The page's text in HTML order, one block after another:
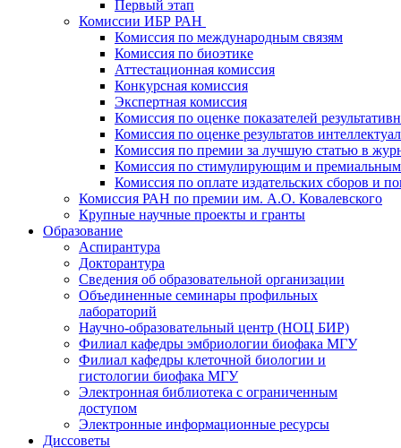
Первый этап
Комиссии ИБР РАН
Комиссия по международным связям
Комиссия по биоэтике
Аттестационная комиссия
Конкурсная комиссия
Экспертная комиссия
Комиссия по оценке показателей
Комиссия по оценке результатов
Комиссия по премии за лучшую статью в
Комиссия по стимулирующим и
Комиссия по оплате издательских сборов и
Комиссия РАН по премии им. А.О. Ковалевского
Крупные научные проекты и гранты
Образование
Аспирантура
Докторантура
Сведения об образовательной организации
Объединенные семинары профильных
лабораторий
Научно-образовательный центр (НОЦ БИР)
Филиал кафедры эмбриологии биофака МГУ
Филиал кафедры клеточной биологии и
гистологии биофака МГУ
Электронная библиотека с ограниченным
доступом
Электронные информационные ресурсы
Диссоветы